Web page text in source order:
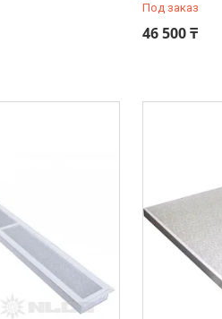
Под заказ
46 500 ₸